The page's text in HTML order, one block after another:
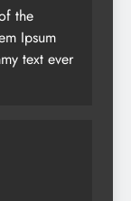
the
Ipsum
text ever